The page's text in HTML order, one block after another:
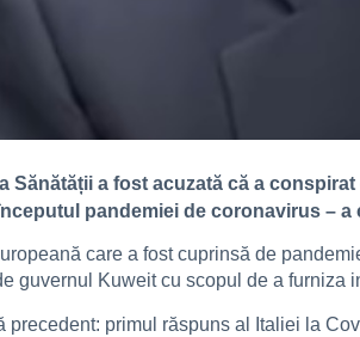
Sănătății a fost acuzată că a
pandemiei de coronavirus –
care a fost cuprinsă de
guvernul Kuweit cu scopul de a furniza
precedent: primul răspuns al Italiei la